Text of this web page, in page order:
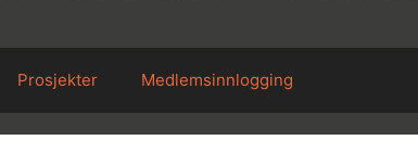
Prosjekter Medlemsinnlogging